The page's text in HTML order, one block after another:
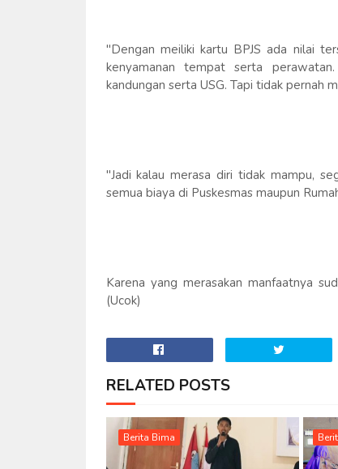
"Dengan meiliki kartu BPJS ada nilai
kenyamanan tempat serta
kandungan serta USG. Tapi tidak pernah
"Jadi kalau merasa diri tidak mampu,
semua biaya di Puskesmas maupun
Karena yang merasakan manfaatnya
(Ucok)
RELATED POSTS
Berita Bima